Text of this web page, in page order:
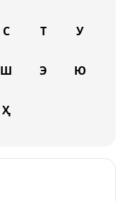
С Т У
Ш Э Ю
Ҳ